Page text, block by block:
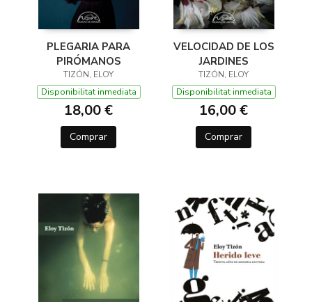
PLEGARIA PARA
PIRÓMANOS
TIZÓN, ELOY
Disponibilitat inmediata
18,00 €
Comprar
VELOCIDAD DE LOS
JARDINES
TIZÓN, ELOY
Disponibilitat inmediata
16,00 €
Comprar